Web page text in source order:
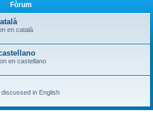
c
Fòrum
en català
en castellano
in English